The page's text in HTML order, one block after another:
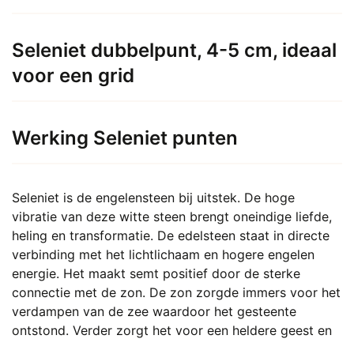
Seleniet dubbelpunt, 4-5 cm, ideaal
voor een grid
Werking Seleniet punten
Seleniet is de engelensteen bij uitstek. De hoge
vibratie van deze witte steen brengt oneindige liefde,
heling en transformatie. De edelsteen staat in directe
verbinding met het lichtlichaam en hogere engelen
energie. Het maakt semt positief door de sterke
connectie met de zon. De zon zorgde immers voor het
verdampen van de zee waardoor het gesteente
ontstond. Verder zorgt het voor een heldere geest en